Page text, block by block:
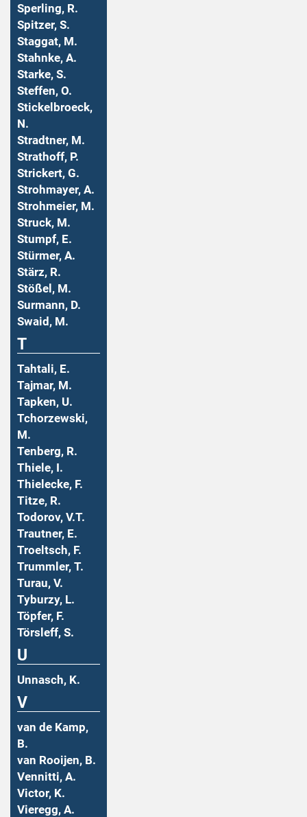
Sperling, R.
Spitzer, S.
Staggat, M.
Stahnke, A.
Starke, S.
Steffen, O.
Stickelbroeck,
N.
Stradtner, M.
Strathoff, P.
Strickert, G.
Strohmayer, A.
Strohmeier, M.
Struck, M.
Stumpf, E.
Stürmer, A.
Stärz, R.
Stößel, M.
Surmann, D.
Swaid, M.
T
Tahtali, E.
Tajmar, M.
Tapken, U.
Tchorzewski,
M.
Tenberg, R.
Thiele, I.
Thielecke, F.
Titze, R.
Todorov, V.T.
Trautner, E.
Troeltsch, F.
Trummler, T.
Turau, V.
Tyburzy, L.
Töpfer, F.
Törsleff, S.
U
Unnasch, K.
V
van de Kamp,
B.
van Rooijen, B.
Vennitti, A.
Victor, K.
Vieregg, A.